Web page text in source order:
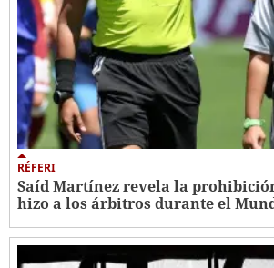
RÉFERI
Saíd Martínez revela la
hizo a los árbitros durante el